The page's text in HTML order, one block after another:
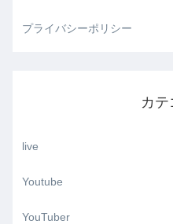
プライバシーポリシー
カテ
live
Youtube
YouTuber